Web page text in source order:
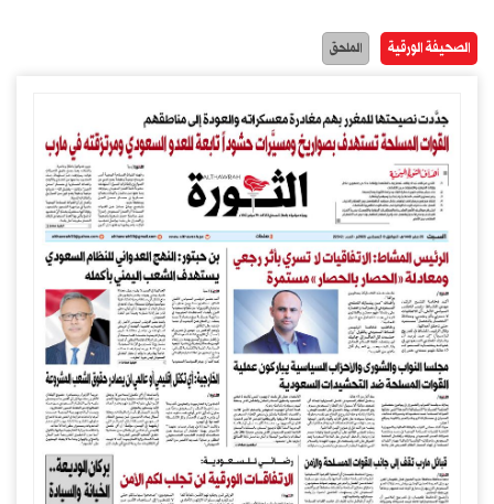
الصحيفة الورقية الملحق